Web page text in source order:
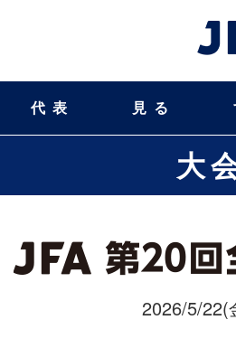
代表 見る
大
2026/5/22(